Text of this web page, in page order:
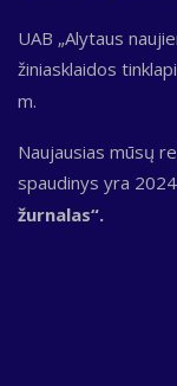
UAB „Alytaus
žiniasklaidos
m.
Naujausias mūsų
spaudinys yra
žurnalas“.